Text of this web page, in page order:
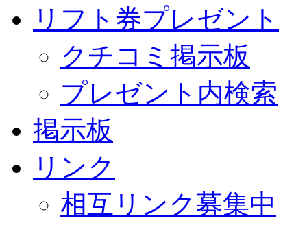
リフト券プレゼント
クチコミ掲示板
プレゼント内検索
掲示板
リンク
相互リンク募集中